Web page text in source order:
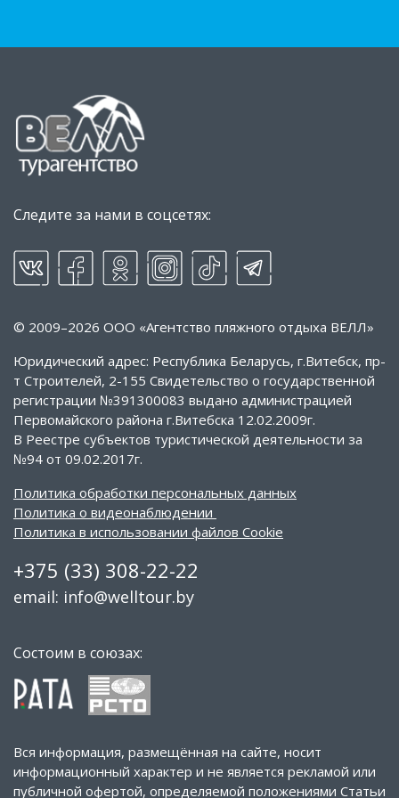
Следите за нами в соцсетях:
© 2009–2026 ООО «Агентство пляжного отдыха ВЕЛЛ»
Юридический адрес: Республика Беларусь, г.Витебск, пр-
т Строителей, 2-155 Свидетельство о государственной
регистрации №391300083 выдано администрацией
Первомайского района г.Витебска 12.02.2009г.
В Реестре субъектов туристической деятельности за
№94 от 09.02.2017г.
Политика обработки персональных данных
Политика о видеонаблюдении
Политика в использовании файлов Cookie
+375 (33) 308-22-22
email: info@welltour.by
Состоим в союзах:
Вся информация, размещённая на сайте, носит
информационный характер и не является рекламой или
публичной офертой, определяемой положениями Статьи